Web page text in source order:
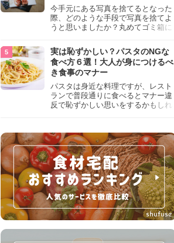
今手元にある写真を捨てるとなった
際、どのような手段で写真を捨てよ
うと思いましたか？丸めてゴミ箱に
真は個人情報が詰まっているので、
ただ丸めただけの状態で捨ててしま
うのは危険です。写真にすべきでは
ない捨て方をまとめているので、ぜ
ひチェックしておきましょう。
実は恥ずかしい？パスタのNGな
食べ方６選！大人が身につけるべ
き食事のマナー
パスタは身近な料理ですが、レスト
ランで普段通りに食べるとマナー違
反で恥ずかしい思いをするかもしれ
して、正しい食べ方を確認しましょ
う。大人の嗜みとして知っておきた
い新常識を解説します。